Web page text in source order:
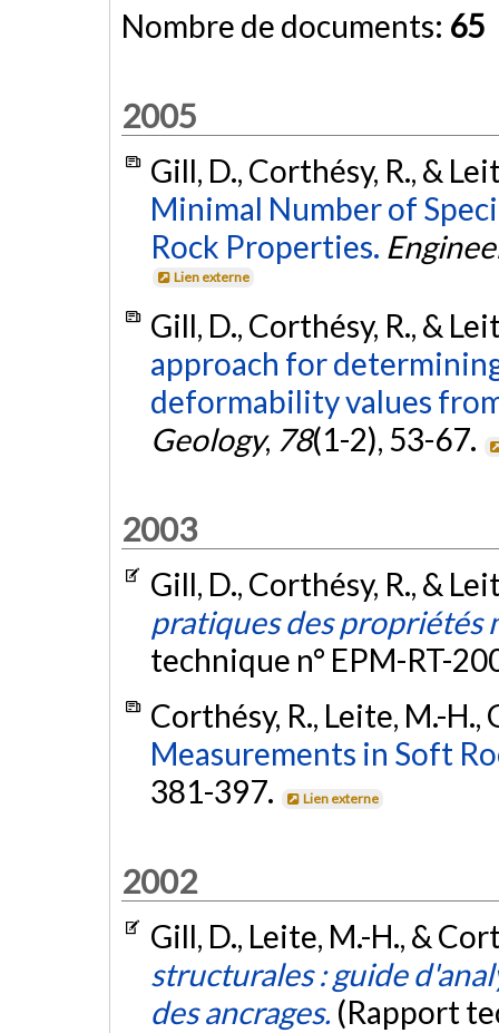
Nombre de documents: 65
2005
Gill, D., Corthésy, R., &
Minimal Number of
Rock Properties.
Lien externe
Gill, D., Corthésy, R., &
approach for
deformability values
Geology, 78(1-2), 53-67.
2003
Gill, D., Corthésy, R., &
pratiques des propriétés
technique n° EPM-RT-
Corthésy, R., Leite, M.-
Measurements in Soft
381-397.
Lien externe
2002
Gill, D., Leite, M.-H., &
structurales : guide
des ancrages. (Rapport